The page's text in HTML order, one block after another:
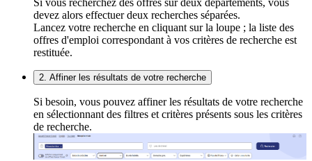
Si vous recherchez des offres sur deux départements, vous
devez alors effectuer deux recherches séparées.
Lancez votre recherche en cliquant sur la loupe ; la liste des
offres d'emploi correspondant à vos critères de recherche est
restituée.
2. Affiner les résultats de votre recherche
Si besoin, vous pouvez affiner les résultats de votre recherche
en sélectionnant des filtres et critères présents sous les critères
de recherche.